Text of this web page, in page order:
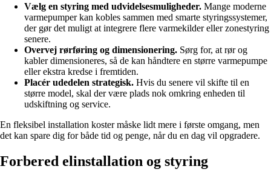
Vælg en styring med udvidelsesmuligheder. Mange moderne
varmepumper kan kobles sammen med smarte styringssystemer,
der gør det muligt at integrere flere varmekilder eller zonestyring
senere.
Overvej rørføring og dimensionering. Sørg for, at rør og
kabler dimensioneres, så de kan håndtere en større varmepumpe
eller ekstra kredse i fremtiden.
Placér udedelen strategisk. Hvis du senere vil skifte til en
større model, skal der være plads nok omkring enheden til
udskiftning og service.
En fleksibel installation koster måske lidt mere i første omgang, men
det kan spare dig for både tid og penge, når du en dag vil opgradere.
Forbered elinstallation og styring